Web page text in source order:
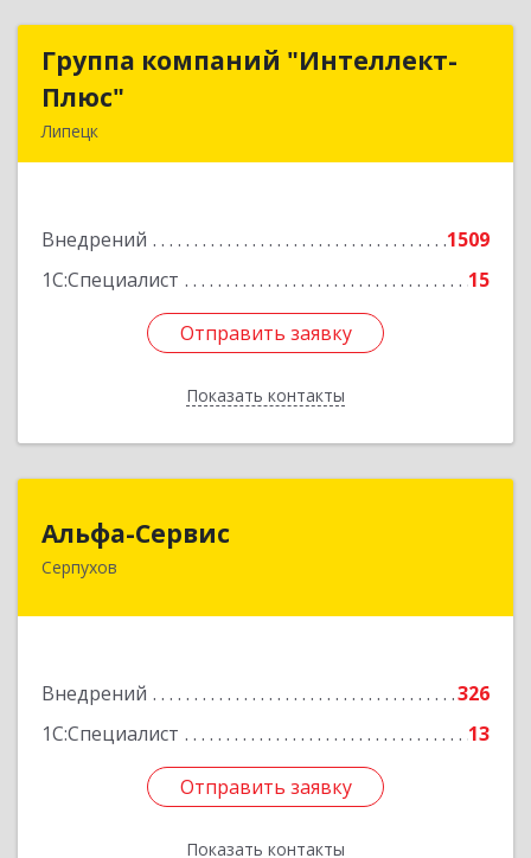
Группа компаний "Интеллект-
Плюс"
Липецк
Внедрений
1509
1С:Специалист
15
Отправить заявку
Показать контакты
Группа компаний "Интеллект-
Подробнее
Отправить заявку
Назад
Альфа-Сервис
Серпухов
Внедрений
326
1С:Специалист
13
Отправить заявку
Показать контакты
Отправить заявку
Назад